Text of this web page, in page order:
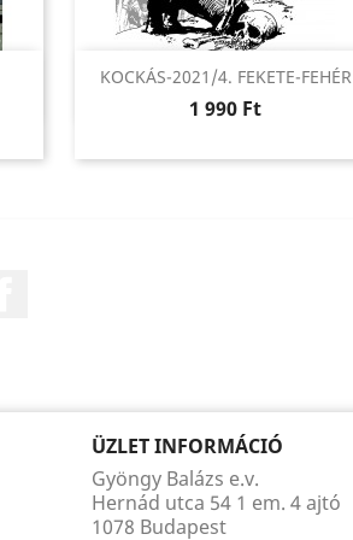
KOCKÁS-2021/4. FEKETE-FEHÉR
Ár
1 990 Ft
Előnézet
ÜZLET INFORMÁCIÓ
Gyöngy Balázs e.v.
Hernád utca 54 1 em. 4 ajtó
1078 Budapest